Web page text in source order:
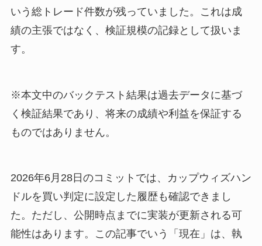
いう総トレード件数が残っていました。これは成
績の主張ではなく、検証規模の記録として扱いま
す。
※本文中のバックテスト結果は過去データに基づ
く検証結果であり、将来の成績や利益を保証する
ものではありません。
2026年6月28日のコミットでは、カップウィズハン
ドルを買い判定に設定した履歴も確認できまし
た。ただし、公開時点までに実装が更新される可
能性はあります。この記事でいう「現在」は、執